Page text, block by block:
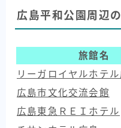
広島平和公園周辺
旅館名
リーガロイヤルホテル
広島市文化交流会館
広島東急ＲＥＩホテル